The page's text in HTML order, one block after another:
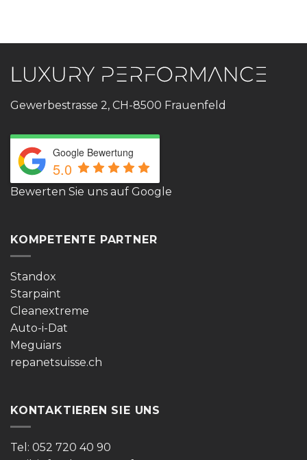
Gewerbestrasse 2, CH-8500 Frauenfeld
Google Bewertung
5.0
Bewerten Sie uns auf Google
KOMPETENTE PARTNER
Standox
Starpaint
Cleanextreme
Auto-i-Dat
Meguiars
repanetsuisse.ch
KONTAKTIEREN SIE UNS
Tel: 052 720 40 90